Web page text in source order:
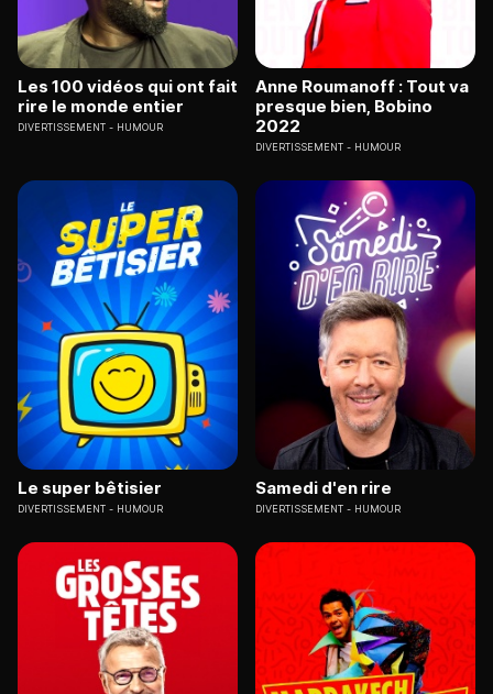
Les 100 vidéos qui ont fait
rire le monde entier
DIVERTISSEMENT HUMOUR
Anne Roumanoff : Tout va
presque bien, Bobino
2022
DIVERTISSEMENT HUMOUR
Le super bêtisier
DIVERTISSEMENT HUMOUR
Samedi d'en rire
DIVERTISSEMENT HUMOUR